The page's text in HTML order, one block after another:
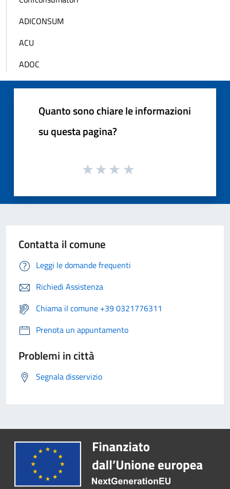
ADICONSUM
ACU
ADOC
Quanto sono chiare le informazioni
su questa pagina?
Contatta il comune
Leggi le domande frequenti
Richiedi Assistenza
Chiama il comune +39 0321776311
Prenota un appuntamento
Problemi in città
Segnala disservizio